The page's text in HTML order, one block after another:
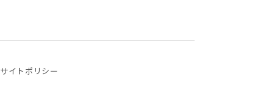
サイトポリシー